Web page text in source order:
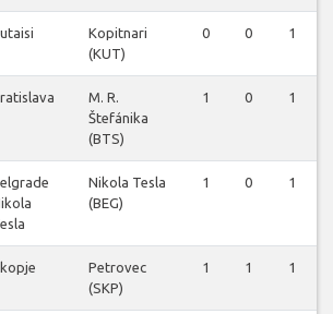
Kopitnari
(KUT)
0 0 1
M. R.
Štefánika
(BTS)
1 0 1
Nikola Tesla
(BEG)
1 0 1
Petrovec
(SKP)
1 1 1